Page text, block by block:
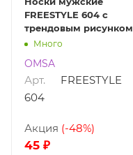
FREESTYLE 604 с
трендовым рисунком
OMSA FREESTYLE 604
Много
OMSA
Арт.
FREESTYLE
604
45 ₽
Акция (-48%)